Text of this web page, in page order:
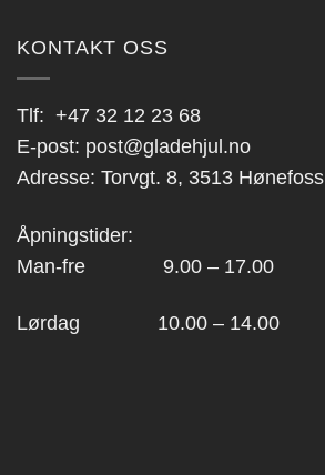
KONTAKT OSS
Tlf: +47 32 12 23 68
E-post: post@gladehjul.no
Adresse: Torvgt. 8, 3513 Hønefoss
Åpningstider:
Man-fre 9.00 – 17.00
Lørdag 10.00 – 14.00